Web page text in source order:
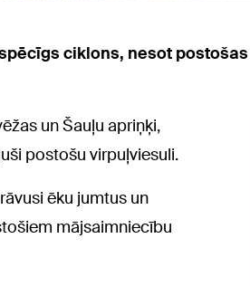
ciklons, nesot
un Šauļu apriņķi,
postošu virpuļviesuli.
ēku jumtus un
mājsaimniecību